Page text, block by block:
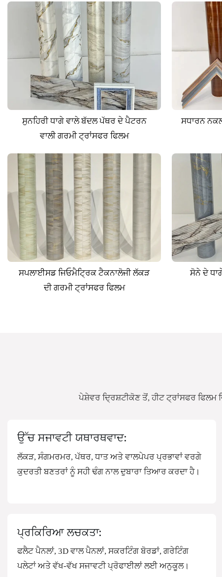
ਸੁਨਹਿਰੀ ਧਾਗੇ ਵਾਲੇ ਬੱਦਲ ਪੱਥਰ ਦੇ ਪੈਟਰਨ
ਵਾਲੀ ਗਰਮੀ ਟ੍ਰਾਂਸਫਰ ਫਿਲਮ
ਸਧਾਰਨ
ਸਪਲਾਈਸਡ ਜਿਓਮੈਟ੍ਰਿਕ ਟੈਕਨਾਲੋਜੀ ਲੱਕੜ
ਦੀ ਗਰਮੀ ਟ੍ਰਾਂਸਫਰ ਫਿਲਮ
ਸੋਨੇ ਦੇ
ਪੇਸ਼ੇਵਰ ਦ੍ਰਿਸ਼ਟੀਕੋਣ ਤੋਂ, ਹੀਟ ​​ਟ੍ਰਾਂਸਫਰ
ਉੱਚ ਸਜਾਵਟੀ ਯਥਾਰਥਵਾਦ:
ਲੱਕੜ, ਸੰਗਮਰਮਰ, ਪੱਥਰ, ਧਾਤ ਅਤੇ ਵਾਲਪੇਪਰ ਪ੍ਰਭਾਵਾਂ ਵਰਗੇ
ਕੁਦਰਤੀ ਬਣਤਰਾਂ ਨੂੰ ਸਹੀ ਢੰਗ ਨਾਲ ਦੁਬਾਰਾ ਤਿਆਰ ਕਰਦਾ ਹੈ।
ਪ੍ਰਕਿਰਿਆ ਲਚਕਤਾ:
ਫਲੈਟ ਪੈਨਲਾਂ, 3D ਵਾਲ ਪੈਨਲਾਂ, ਸਕਰਟਿੰਗ ਬੋਰਡਾਂ, ਗਰੇਟਿੰਗ
ਪਲੇਟਾਂ ਅਤੇ ਵੱਖ-ਵੱਖ ਸਜਾਵਟੀ ਪ੍ਰੋਫਾਈਲਾਂ ਲਈ ਅਨੁਕੂਲ।